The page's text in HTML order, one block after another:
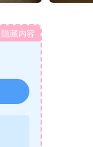
隐藏内容